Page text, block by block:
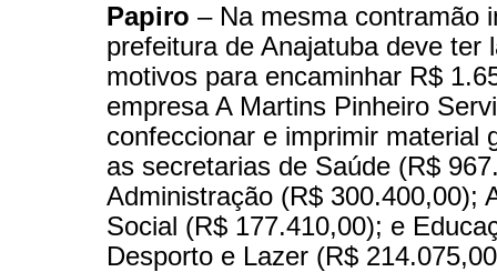
Papiro – Na mesma contramão
prefeitura de Anajatuba deve ter
motivos para encaminhar R$
empresa A Martins Pinheiro
confeccionar e imprimir material
as secretarias de Saúde (R$
Administração (R$ 300.400,00);
Social (R$ 177.410,00); e
Desporto e Lazer (R$